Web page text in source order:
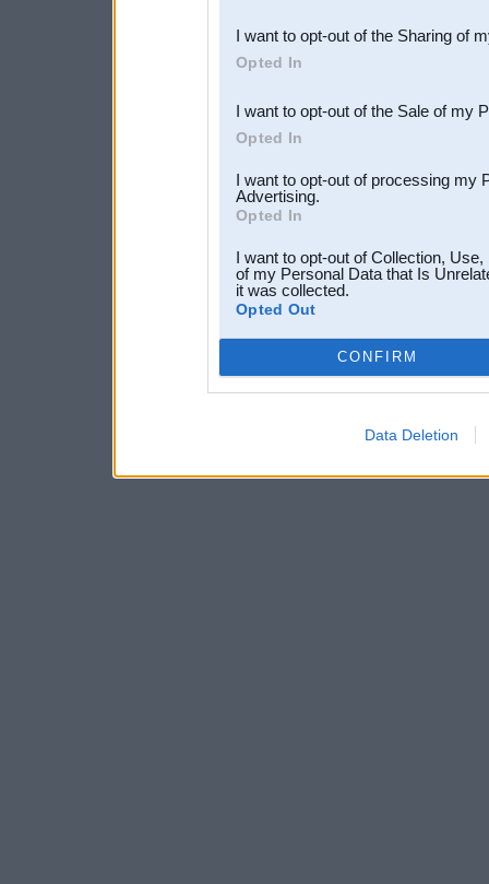
Downstream Participants
third parties.
I want to opt-out of the Sharing of
Opted In
I want to opt-out of the Sale of my
Opted In
I want to opt-out of processing my
Advertising.
Opted In
I want to opt-out of Collection,
of my Personal Data that Is
it was collected.
Opted Out
CONFIRM
Data Deletion